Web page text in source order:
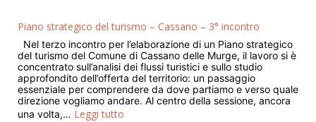
Piano strategico del turismo – Cassano – 3° incontro
Nel terzo incontro per l’elaborazione di un Piano strategico
del turismo del Comune di Cassano delle Murge, il lavoro si è
concentrato sull’analisi dei flussi turistici e sullo studio
approfondito dell’offerta del territorio: un passaggio
essenziale per comprendere da dove partiamo e verso quale
direzione vogliamo andare. Al centro della sessione, ancora
una volta,… Leggi tutto